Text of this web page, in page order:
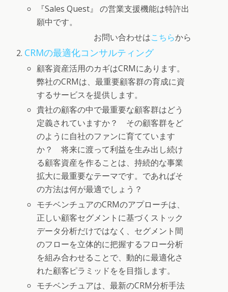
『Sales Quest』 の営業支援機能は特許出
願中です。
お問い合わせはこちらから
CRMの最適化コンサルティング
顧客資産活用のカギはCRMにあります。
弊社のCRMは、最重要顧客群の育成に資
するサービスを提供します。
貴社の顧客の中で最重要な顧客群はどう
定義されていますか？ その顧客群をど
のように自社のファンに育てています
か？ 将来に渡って利益を生み出し続け
る顧客資産を作ることは、持続的な事業
拡大に最重要なテーマです。であればそ
の方法は何が最適でしょう？
モチベンチュアのCRMのアプローチは、
正しい顧客セグメントに基づくストック
データ分析だけではなく、セグメント間
のフローを立体的に把握するフロー分析
を組み合わせることで、動的に最適化さ
れた顧客ピラミッドをを目指します。
モチベンチュアは、最新のCRM分析手法